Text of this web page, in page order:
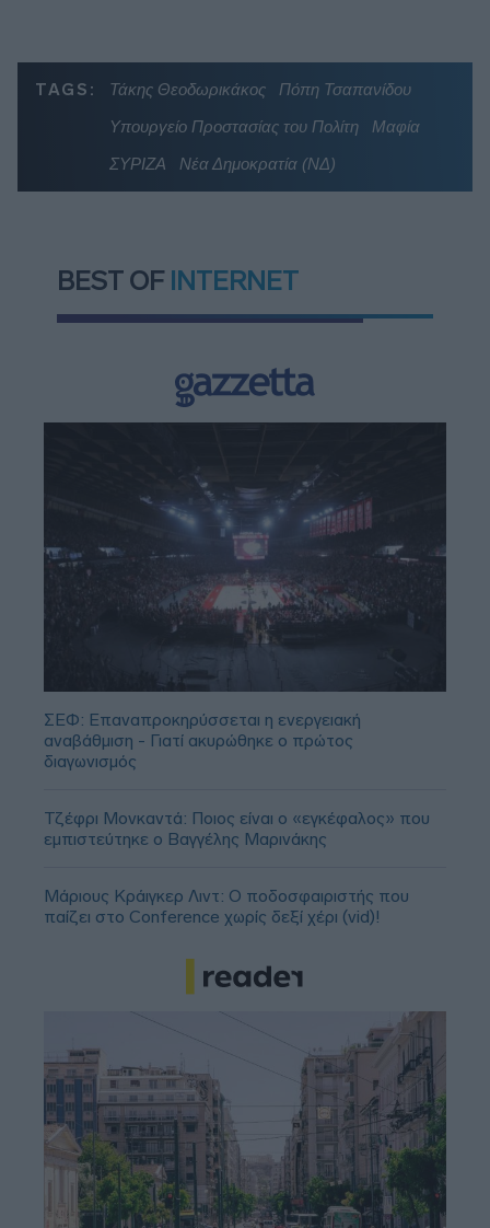
TAGS: Τάκης Θεοδωρικάκος
Πόπη Τσαπανίδου
Υπουργείο Προστασίας του Πολίτη
Μαφία
ΣΥΡΙΖΑ
Νέα Δημοκρατία (ΝΔ)
BEST OF INTERNET
ΣΕΦ: Επαναπροκηρύσσεται η ενεργειακή
αναβάθμιση - Γιατί ακυρώθηκε ο πρώτος
διαγωνισμός
Τζέφρι Μονκαντά: Ποιος είναι ο «εγκέφαλος» που
εμπιστεύτηκε ο Βαγγέλης Μαρινάκης
Μάριους Κράιγκερ Λιντ: Ο ποδοσφαιριστής που
παίζει στο Conference χωρίς δεξί χέρι (vid)!